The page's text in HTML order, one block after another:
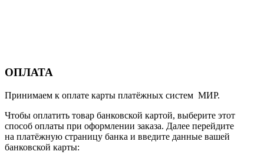
ОПЛАТА
Принимаем к оплате карты платёжных систем МИР.
Чтобы оплатить товар банковской картой, выберите этот
способ оплаты при оформлении заказа. Далее перейдите
на платёжную страницу банка и введите данные вашей
банковской карты: